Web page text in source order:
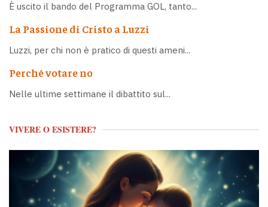
È uscito il bando del Programma GOL, tanto...
La Passione di Cristo a Luzzi
Luzzi, per chi non è pratico di questi ameni...
Perché votare no
Nelle ultime settimane il dibattito sul...
VIVERE O ESISTERE?